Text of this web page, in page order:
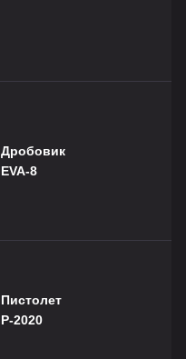
Дробовик
EVA-8
Пистолет
P-2020